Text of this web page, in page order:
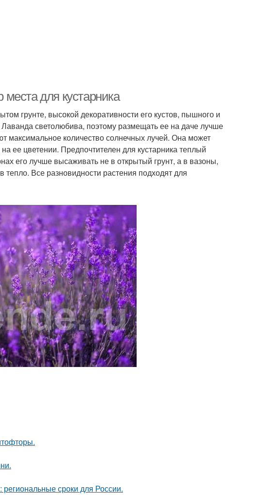
для кустарника
грунте, высокой декоративности его кустов, пышного и
светолюбива, поэтому размещать ее на даче лучше
максимальное количество солнечных лучей. Она может
ее цветении. Предпочтителен для кустарника теплый
его лучше высаживать не в открытый грунт, а в вазоны,
Все разновидности растения подходят для
сроки для России.